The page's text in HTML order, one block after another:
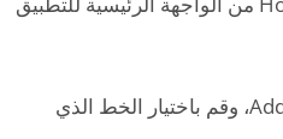
ثم اضغط على Add story Font، وقم باختيار الخط الذي